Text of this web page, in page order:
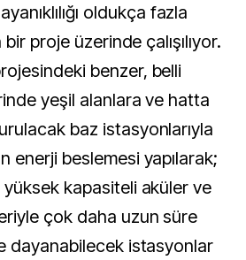
oldukça fazla
proje üzerinde çalışılıyor.
benzer, belli
yeşil alanlara ve hatta
baz istasyonlarıyla
enerji beslemesi yapılarak;
yüksek kapasiteli aküler ve
çok daha uzun süre
dayanabilecek istasyonlar